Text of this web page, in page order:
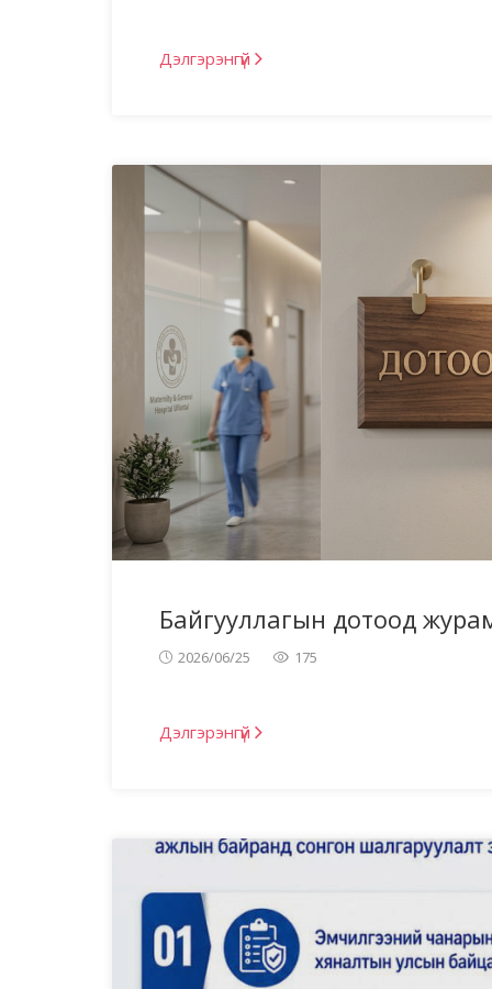
Дэлгэрэнгүй
Байгууллагын дотоод
2026/06/25 175
Дэлгэрэнгүй